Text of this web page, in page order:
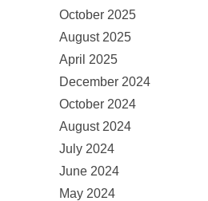
October 2025
August 2025
April 2025
December 2024
October 2024
August 2024
July 2024
June 2024
May 2024